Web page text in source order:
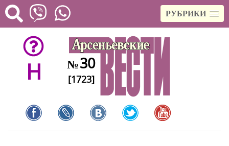
РУБРИКИ
H №30
[1723]